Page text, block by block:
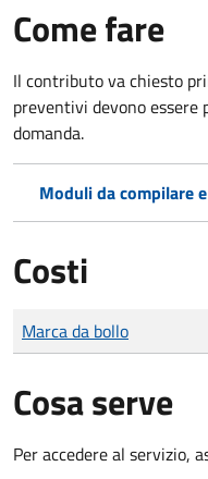
Come fare
Il contributo va chiesto
preventivi devono
domanda.
Moduli da compilare
Costi
Tipo di pagamento
Importo
Marca da bollo
Cosa serve
Per accedere al servizio,